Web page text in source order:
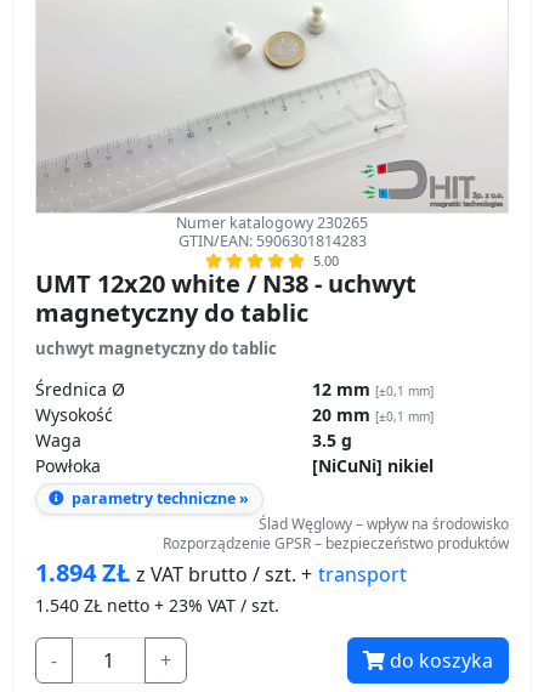
Numer katalogowy 230265
GTIN/EAN: 5906301814283
5.00
UMT 12x20 white / N38 - uchwyt
magnetyczny do tablic
uchwyt magnetyczny do tablic
Średnica Ø 12 mm [±0,1 mm]
Wysokość 20 mm [±0,1 mm]
Waga
3.5 g
Powłoka
[NiCuNi] nikiel
parametry techniczne »
Ślad Węglowy – wpływ na środowisko
Rozporządzenie GPSR – bezpieczeństwo produktów
1.894ZŁ z VAT brutto / szt. + transport
1.540 ZŁ netto + 23% VAT / szt.
- + do koszyka